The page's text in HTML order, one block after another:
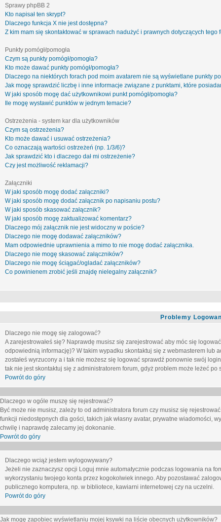
Sprawy phpBB 2
Kto napisał ten skrypt?
Dlaczego funkcja X nie jest dostępna?
Z kim mam się skontaktować w sprawach nadużyć i prawnych dotyczących tego
Punkty pomógł/pomogła
Czym są punkty pomógł/pomogła?
Kto może dawać punkty pomógł/pomogła?
Dlaczego na niektórych forach pod moim avatarem nie są wyświetlane punkty
Jak mogę sprawdzić liczbę i inne informacje związane z punktami, które
W jaki sposób mogę dać użytkownikowi punkt pomógł/pomogła?
Ile mogę wystawić punktów w jednym temacie?
Ostrzeżenia - system kar dla użytkowników
Czym są ostrzeżenia?
Kto może dawać i usuwać ostrzeżenia?
Co oznaczają wartości ostrzeżeń (np. 1/3/6)?
Jak sprawdzić kto i dlaczego dał mi ostrzeżenie?
Czy jest możliwość reklamacji?
Załączniki
W jaki sposób mogę dodać załączniki?
W jaki sposób mogę dodać załącznik po napisaniu postu?
W jaki sposób skasować załącznik?
W jaki sposób mogę zaktualizować komentarz?
Dlaczego mój załącznik nie jest widoczny w poście?
Dlaczego nie mogę dodawać załączników?
Mam odpowiednie uprawnienia a mimo to nie mogę dodać załącznika.
Dlaczego nie mogę skasować załączników?
Dlaczego nie mogę ściągać/ogladać załączników?
Co powinienem zrobić jeśli znajdę nielegalny załącznik?
Problemy
Dlaczego nie mogę się zalogować?
A zarejestrowałeś się? Naprawdę musisz się zarejestrować aby móc się
odpowiednią informację)? W takim wypadku skontaktuj się z webmasterem lub
zostałeś wyrzucony a i tak nie możesz się logować sprawdź ponownie swój
tak nie jest skontaktuj się z administratorem forum, gdyż problem może leżeć po
Powrót do góry
Dlaczego w ogóle muszę się rejestrować?
Być może nie musisz, zależy to od administratora forum czy musisz się
funkcji niedostępnych dla gości, takich jak własny avatar, prywatne wiadomości,
chwilę i naprawdę zalecamy jej dokonanie.
Powrót do góry
Dlaczego wciąż jestem wylogowywany?
Jeżeli nie zaznaczysz opcji Loguj mnie automatycznie podczas logowania na
wykorzystaniu twojego konta przez kogokolwiek innego. Aby pozostawać
publicznego komputera, np. w bibliotece, kawiarni internetowej czy na uczelni.
Powrót do góry
Jak mogę zapobiec wyświetlaniu mojej ksywki na liście obecnych użytkowników?